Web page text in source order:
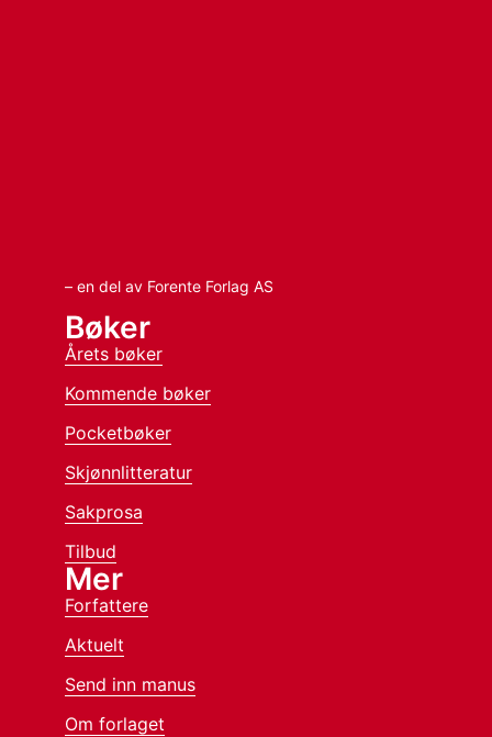
– en del av Forente Forlag AS
Bøker
Årets bøker
Kommende bøker
Pocketbøker
Skjønnlitteratur
Sakprosa
Tilbud
Mer
Forfattere
Aktuelt
Send inn manus
Om forlaget